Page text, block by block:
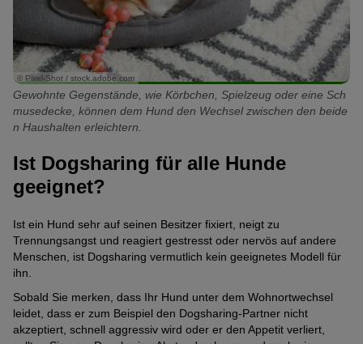
© Pixel-Shot / stock.adobe.com
Gewohnte Gegenstände, wie Körbchen, Spielzeug oder eine Sch
musedecke, können dem Hund den Wechsel zwischen den beide
n Haushalten erleichtern.
Ist Dogsharing für alle Hunde
geeignet?
Ist ein Hund sehr auf seinen Besitzer fixiert, neigt zu
Trennungsangst und reagiert gestresst oder nervös auf andere
Menschen, ist Dogsharing vermutlich kein geeignetes Modell für
ihn.
Sobald Sie merken, dass Ihr Hund unter dem Wohnortwechsel
leidet, dass er zum Beispiel den Dogsharing-Partner nicht
akzeptiert, schnell aggressiv wird oder er den Appetit verliert,